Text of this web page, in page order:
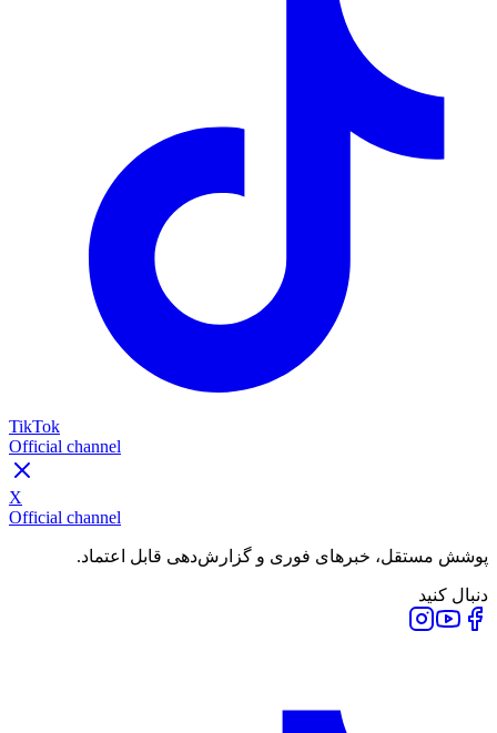
TikTok
Official channel
X
Official channel
پوشش مستقل، خبرهای فوری و گزارش‌دهی قابل اعتماد.
دنبال کنید